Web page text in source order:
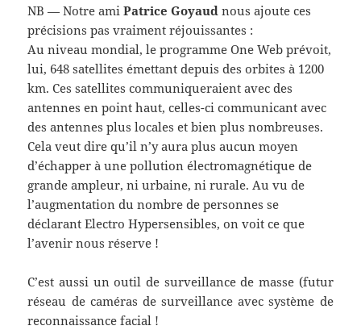
NB — Notre amiPatrice Goyaud nous ajoute ces
précisions pas vraiment réjouissantes :
Au niveau mondial, le programme One Web prévoit,
lui, 648 satellites émettant depuis des orbites à 1200
km. Ces satellites communiqueraient avec des
antennes en point haut, celles-ci communicant avec
des antennes plus locales et bien plus nombreuses.
Cela veut dire qu’il n’y aura plus aucun moyen
d’échapper à une pollution électromagnétique de
grande ampleur, ni urbaine, ni rurale. Au vu de
l’augmentation du nombre de personnes se
déclarant Electro Hypersensibles, on voit ce que
l’avenir nous réserve !
C’est aussi un outil de surveillance de masse (futur
réseau de caméras de surveillance avec système de
reconnaissance facial !